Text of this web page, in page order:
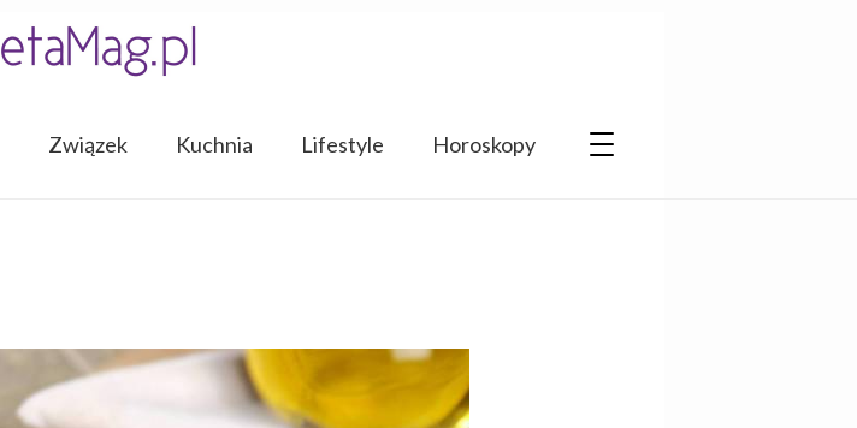
Związek Kuchnia Lifestyle Horoskopy